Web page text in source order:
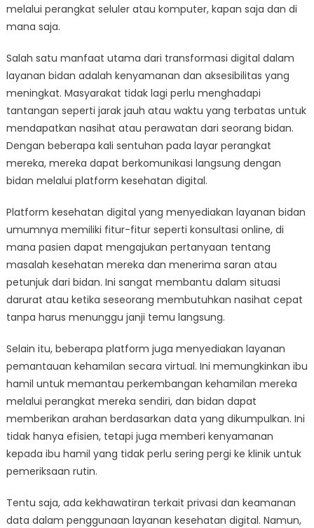
melalui perangkat seluler atau komputer, kapan saja dan di
mana saja.
Salah satu manfaat utama dari transformasi digital dalam
layanan bidan adalah kenyamanan dan aksesibilitas yang
meningkat. Masyarakat tidak lagi perlu menghadapi
tantangan seperti jarak jauh atau waktu yang terbatas untuk
mendapatkan nasihat atau perawatan dari seorang bidan.
Dengan beberapa kali sentuhan pada layar perangkat
mereka, mereka dapat berkomunikasi langsung dengan
bidan melalui platform kesehatan digital.
Platform kesehatan digital yang menyediakan layanan bidan
umumnya memiliki fitur-fitur seperti konsultasi online, di
mana pasien dapat mengajukan pertanyaan tentang
masalah kesehatan mereka dan menerima saran atau
petunjuk dari bidan. Ini sangat membantu dalam situasi
darurat atau ketika seseorang membutuhkan nasihat cepat
tanpa harus menunggu janji temu langsung.
Selain itu, beberapa platform juga menyediakan layanan
pemantauan kehamilan secara virtual. Ini memungkinkan ibu
hamil untuk memantau perkembangan kehamilan mereka
melalui perangkat mereka sendiri, dan bidan dapat
memberikan arahan berdasarkan data yang dikumpulkan. Ini
tidak hanya efisien, tetapi juga memberi kenyamanan
kepada ibu hamil yang tidak perlu sering pergi ke klinik untuk
pemeriksaan rutin.
Tentu saja, ada kekhawatiran terkait privasi dan keamanan
data dalam penggunaan layanan kesehatan digital. Namun,